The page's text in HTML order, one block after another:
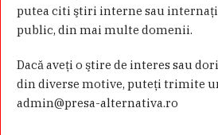
putea citi ştiri interne sau
public, din mai multe domenii.
Dacă aveţi o ştire de interes sau
din diverse motive, puteţi trimite
admin@presa-alternativa.ro